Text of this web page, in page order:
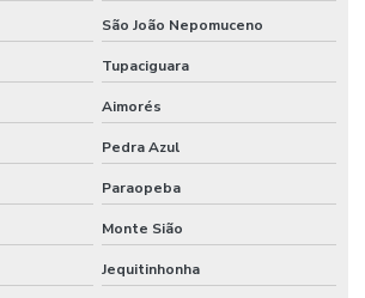
São João Nepomuceno
Tupaciguara
Aimorés
Pedra Azul
Paraopeba
Monte Sião
Jequitinhonha